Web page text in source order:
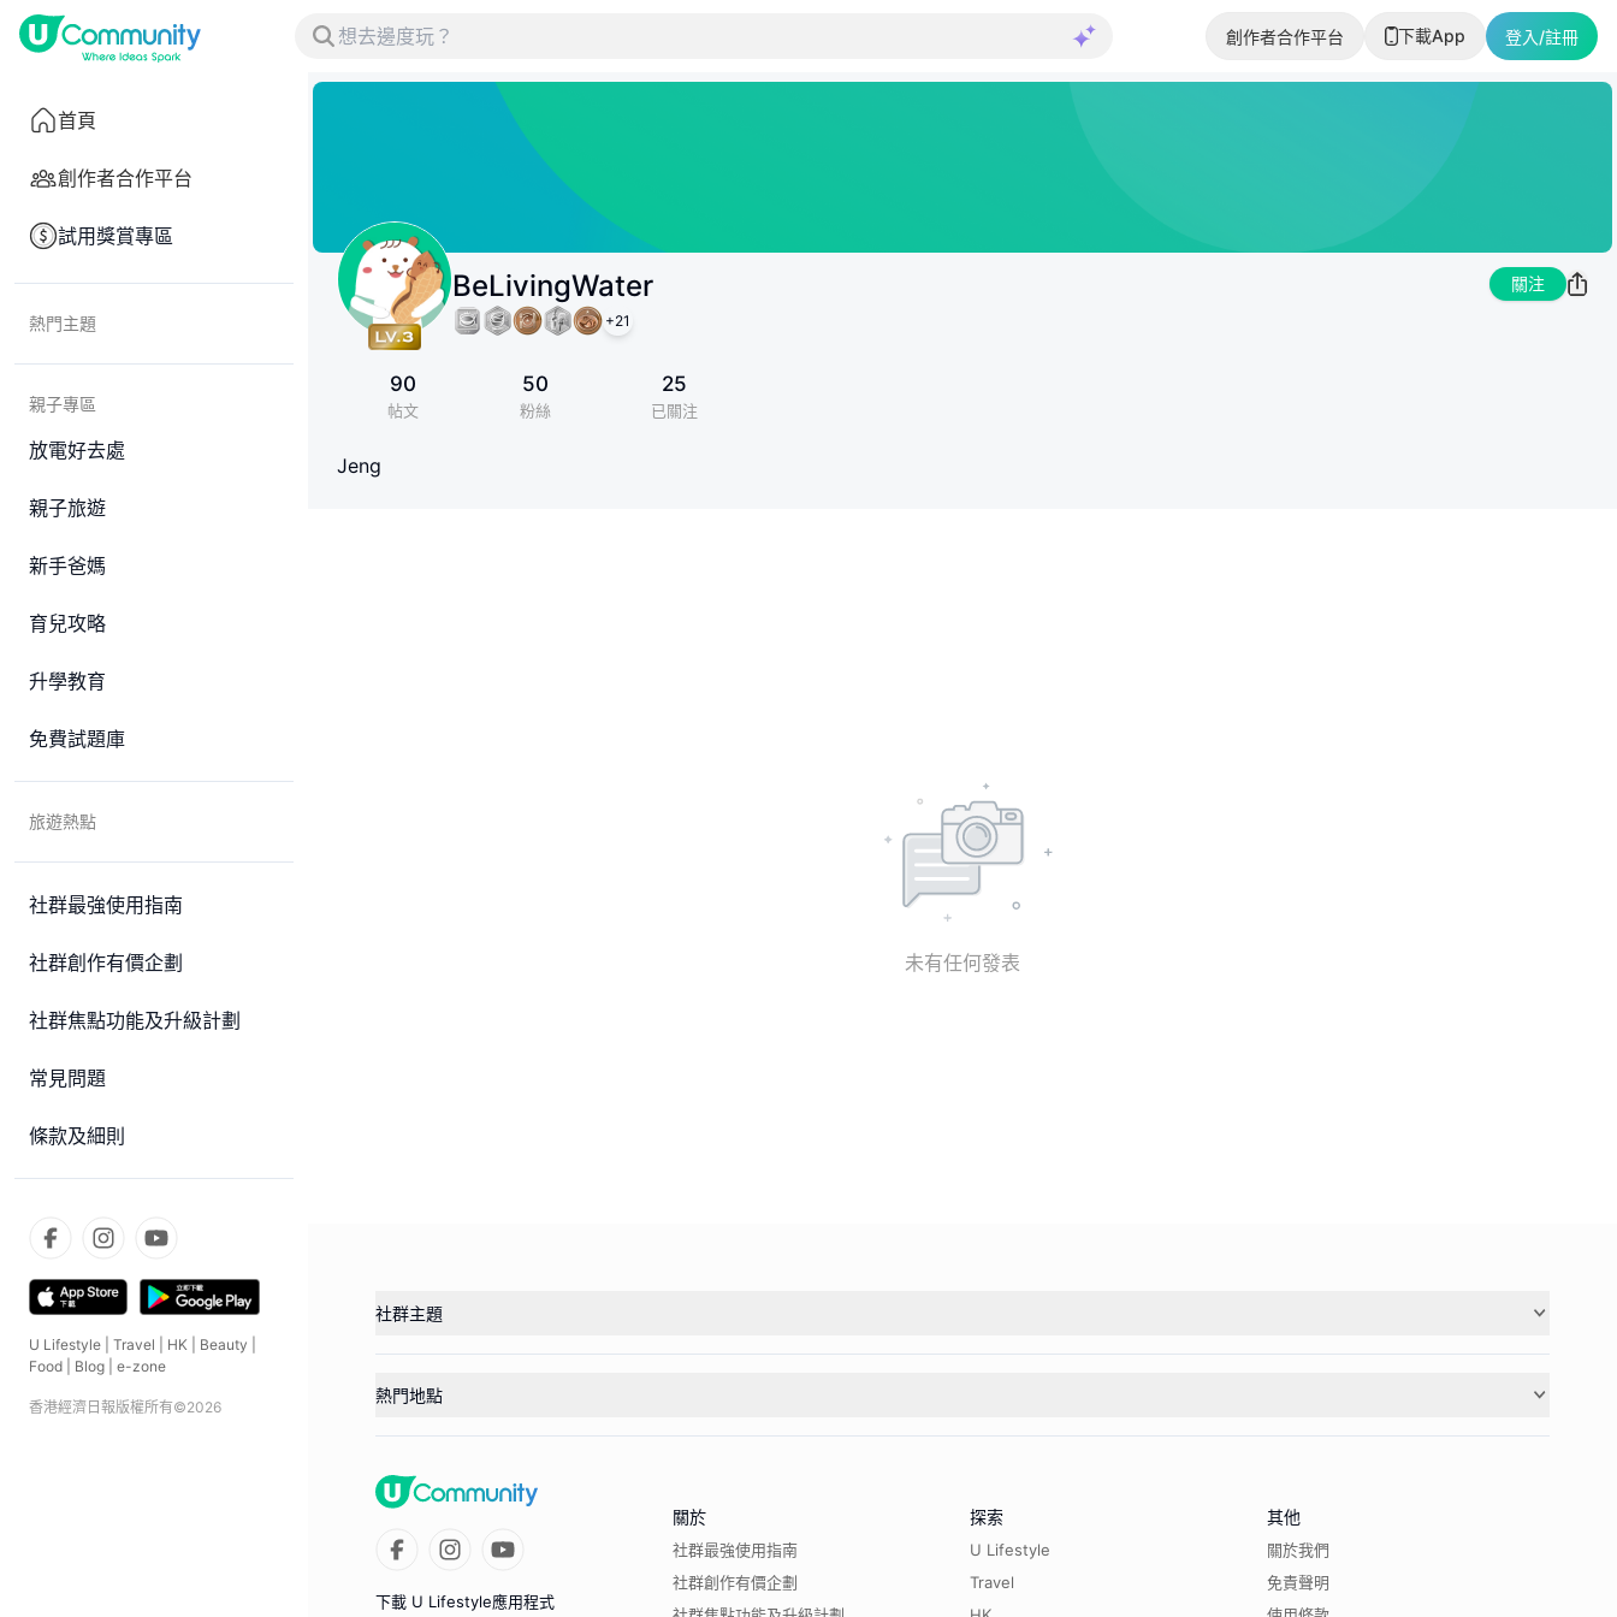
創作者合作平台 下載App 登入/註冊
首頁
創作者合作平台
試用獎賞專區
熱門主題
親子專區
放電好去處
親子旅遊
新手爸媽
育兒攻略
升學教育
免費試題庫
旅遊熱點
社群最強使用指南
社群創作有價企劃
社群焦點功能及升級計劃
常見問題
條款及細則
U Lifestyle Travel HK Beauty
Food
Blog e-zone
香港經濟日報版權所有©2026
BeLivingWater
+21
關注
90
帖文
50
粉絲
25
已關注
Jeng
未有任何發表
社群主題
熱門地點
下載 U Lifestyle應用程式
關於
社群最強使用指南
社群創作有價企劃
探索
U Lifestyle
Travel
其他
關於我們
免責聲明